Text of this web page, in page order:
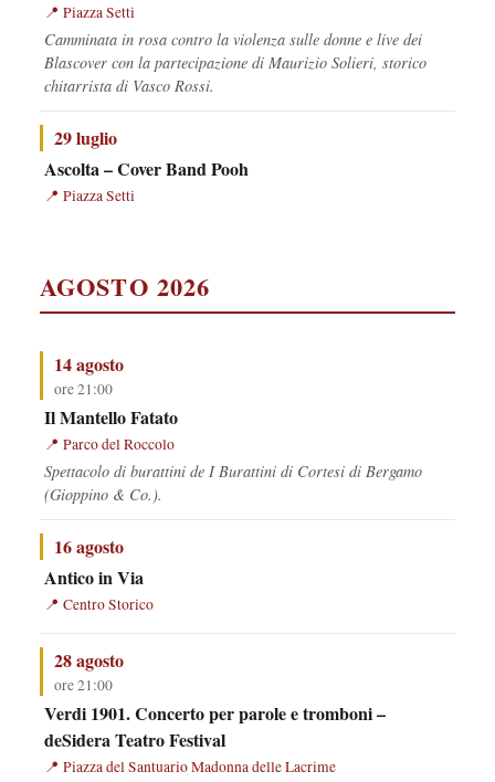
Piazza Setti
Camminata in rosa contro la violenza sulle donne e live dei
Blascover con la partecipazione di Maurizio Solieri, storico
chitarrista di Vasco Rossi.
29 luglio
Ascolta – Cover Band Pooh
Piazza Setti
AGOSTO 2026
14 agosto
ore 21:00
Il Mantello Fatato
Parco del Roccolo
Spettacolo di burattini de I Burattini di Cortesi di Bergamo
(Gioppino & Co.).
16 agosto
Antico in Via
Centro Storico
28 agosto
ore 21:00
Verdi 1901. Concerto per parole e tromboni –
deSidera Teatro Festival
Piazza del Santuario Madonna delle Lacrime